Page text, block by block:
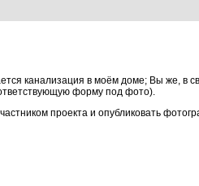
канализация в моём доме; Вы же, в
форму под фото).
проекта и опубликовать